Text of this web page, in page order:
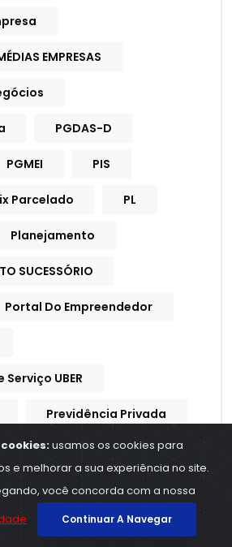
EMPRESAS
PGDAS-D
PGMEI PIS
Parcelado PL
Planejamento
SUCESSÓRIO
Portal Do Empreendedor
UBER
Previdência Privada
Previdencia
usamos os cookies para
e melhorar a sua experiência no site.
você concorda com a nossa
Continuar A Navegar